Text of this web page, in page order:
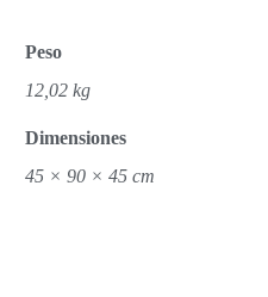
Peso
12,02 kg
Dimensiones
45 × 90 × 45 cm